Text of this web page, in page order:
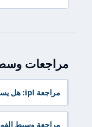
مراجعات
مراجعة ipl: هل يستحق التجربة في 2026؟